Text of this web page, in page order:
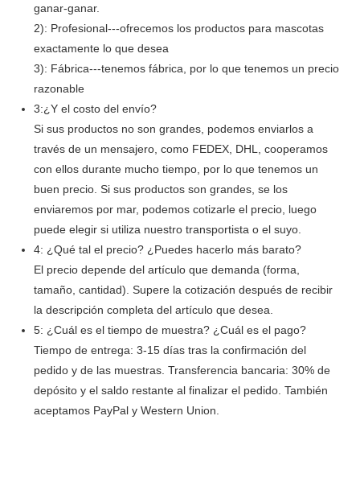
ganar-ganar.
2): Profesional---ofrecemos los productos para mascotas
exactamente lo que desea
3): Fábrica---tenemos fábrica, por lo que tenemos un precio
razonable
3:¿Y el costo del envío?
Si sus productos no son grandes, podemos enviarlos a
través de un mensajero, como FEDEX, DHL, cooperamos
con ellos durante mucho tiempo, por lo que tenemos un
buen precio. Si sus productos son grandes, se los
enviaremos por mar, podemos cotizarle el precio, luego
puede elegir si utiliza nuestro transportista o el suyo.
4: ¿Qué tal el precio? ¿Puedes hacerlo más barato?
El precio depende del artículo que demanda (forma,
tamaño, cantidad). Supere la cotización después de recibir
la descripción completa del artículo que desea.
5: ¿Cuál es el tiempo de muestra? ¿Cuál es el pago?
Tiempo de entrega: 3-15 días tras la confirmación del
pedido y de las muestras. Transferencia bancaria: 30% de
depósito y el saldo restante al finalizar el pedido. También
aceptamos PayPal y Western Union.